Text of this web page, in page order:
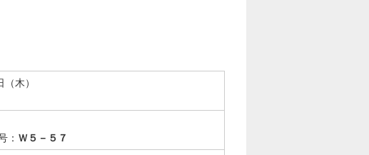
木）
： Ｗ５－５７